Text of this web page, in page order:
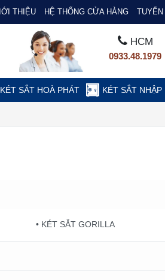
THIỆU HỆ THỐNG CỬA HÀNG
HCM
0933.48.1979
KÉT SẮT HOÀ PHÁT KÉT SẮT NHẬP
• KÉT SẮT GORILLA